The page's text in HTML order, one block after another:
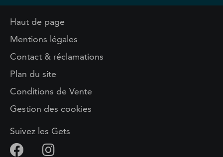
Haut de page
Mentions légales
Contact & réclamations
Plan du site
Conditions de Vente
Gestion des cookies
Suivez les Gets